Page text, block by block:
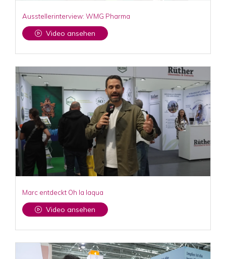
Ausstellerinterview: WMG Pharma
Video ansehen
Marc entdeckt Oh la laqua
Video ansehen